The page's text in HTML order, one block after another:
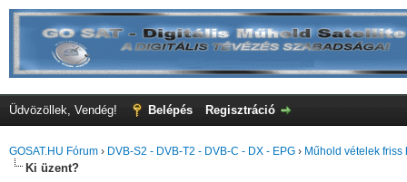
Üdvözöllek, Vendég! Belépés Regisztráció
GOSAT.HU Fórum › DVB-S2 - DVB-T2 - DVB-C - DX - EPG › Műhold vételek friss
Ki üzent?